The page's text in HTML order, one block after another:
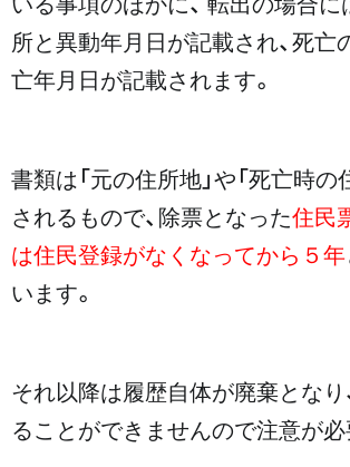
所と異動年月日が記載され、死亡
亡年月日が記載されます。
書類は「元の住所地」や「死亡時の
されるもので、除票となった住民
は住民登録がなくなってから５年
います。
それ以降は履歴自体が廃棄となり
ることができませんので注意が必